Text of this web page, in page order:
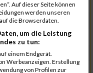
00:25:42
00:25:43
00:25:43
00:25:47
Auf dieser Seite können
werden unseren
die Browserdaten.
um die Leistung
zu tun:
einem Endgerät.
Werbeanzeigen. Erstellung
von Profilen zur